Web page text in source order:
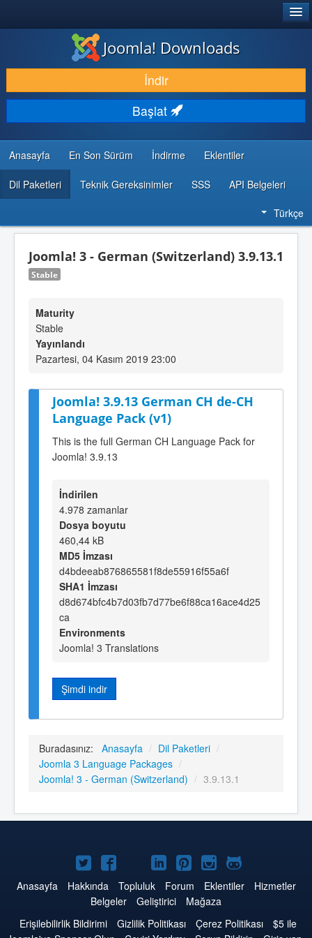
İNDIR & GENIŞLET
KEŞFET & ÖĞREN
TOPLULUK & DESTEK
GELIŞTIRICI KAYNAKLARI
Joomla! Downloads
İndir
Başlat
Anasayfa En Son Sürüm İndirme Eklentiler
Dil Paketleri Teknik Gereksinimler SSS API Belgeleri
Türkçe
Joomla! 3 - German (Switzerland) 3.9.13.1
Stable
Maturity
Stable
Yayınlandı
Pazartesi, 04 Kasım 2019 23:00
Joomla! 3.9.13 German CH de-CH
Language Pack (v1)
This is the full German CH Language Pack for
Joomla! 3.9.13
İndirilen
4.978 zamanlar
Dosya boyutu
460,44 kB
MD5 İmzası
d4bdeeab876865581f8de55916f55a6f
SHA1 İmzası
d8d674bfc4b7d03fb7d77be6f88ca16ace4d25
ca
Environments
Joomla! 3 Translations
Şimdi indir
Buradasınız: Anasayfa / Dil Paketleri /
Joomla 3 Language Packages /
Joomla! 3 - German (Switzerland) / 3.9.13.1
Twitter'da
Joomla
Facebook'da
Joomla
YouTube'da
Joomla
LinkedIn'de
Joomla
Pinterest'de
Joomla
Instagram'da
Joomla
GitHub'da
Joomla
Anasayfa Hakkında Topluluk Forum Eklentiler
Hizmetler
Belgeler
Geliştirici
Mağaza
Erişilebilirlik Bildirimi
Gizlilik Politikası Çerez Politikası
$5 ile